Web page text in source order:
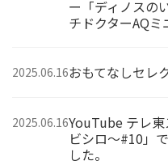
ー「ディノスの
チドクターAQミ
2025.06.16おもてなしセレ
2025.06.16YouTube テレ
ビシロ～#10」
した。